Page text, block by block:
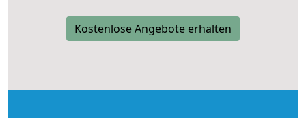
Kostenlose Angebote erhalten